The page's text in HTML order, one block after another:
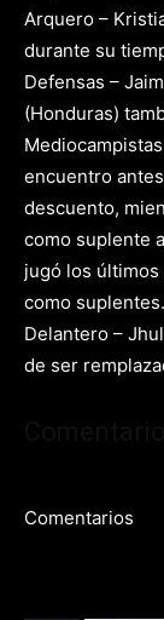
Arquero –
durante su
Defensas –
(Honduras)
encuentro
descuento,
como suplente
jugó los
como suplentes.
Delantero –
de ser
Comentarios